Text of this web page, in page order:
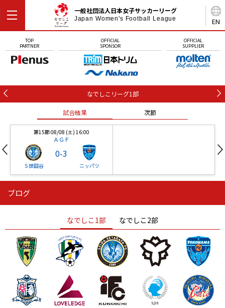
EN
一般社団法人日本女子サッカーリーグ
Japan Women's Football League
TOP
PARTNER
OFFICIAL
SPONSOR
OFFICIAL
SUPPLIER
なでしこリーグ1部
試合結果 次節
第15節 08/08 (土) 16:00
ＡＧＦ
Ｓ世田谷
0-3
ニッパツ
ニッパツ
ニッパツ 名古屋
石人の星
静岡 愛媛Ｌ
ブログ
なでしこ1部 なでしこ2部